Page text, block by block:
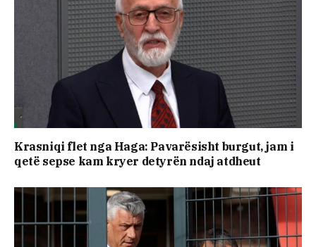
Krasniqi flet nga Haga: Pavarësisht burgut, jam i
qetë sepse kam kryer detyrën ndaj atdheut